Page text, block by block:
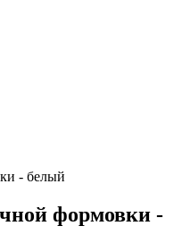
- белый
формовки -